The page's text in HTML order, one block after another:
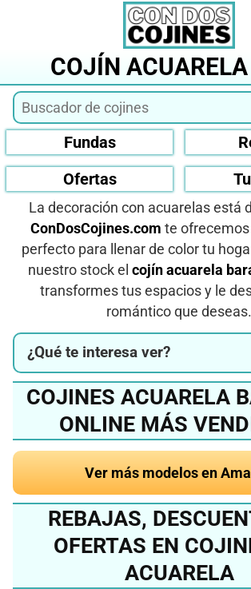
COJÍN
Fundas
Ofertas
La decoración con acuarelas está
ConDosCojines.com te
perfecto para llenar de color tu
nuestro stock el cojín acuarela
transformes tus espacios y le
romántico que deseas.
¿Qué te interesa ver?
COJINES ACUARELA
ONLINE MÁS
Ver más modelos en
REBAJAS,
OFERTAS EN
ACUARELA